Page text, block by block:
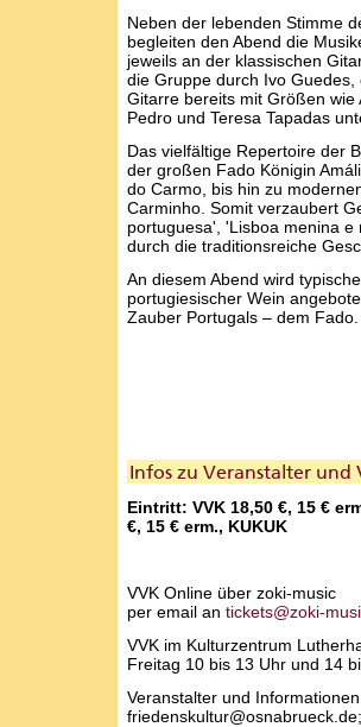
Neben der lebenden Stimme
begleiten den Abend die
jeweils an der klassischen
die Gruppe durch Ivo
Gitarre bereits mit Größen wie
Pedro und Teresa Tapadas
Das vielfältige Repertoire der
der großen Fado Königin
do Carmo, bis hin zu
Carminho. Somit verzaubert
portuguesa', 'Lisboa menina
durch die traditionsreiche
An diesem Abend wird
portugiesischer Wein
Zauber Portugals – dem Fado.
Eintritt: VVK 18,50 €, 15 €
€, 15 € erm., KUKUK
VVK Online über zoki-music
per email an tickets@zoki-
VVK im Kulturzentrum
Freitag 10 bis 13 Uhr und 14
Veranstalter und